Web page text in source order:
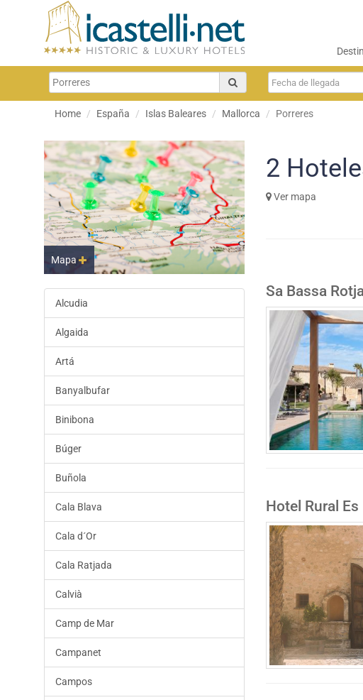
Home España Islas Baleares Mallorca Porreres
Mapa
Alcudia
Algaida
Artá
Banyalbufar
Binibona
Búger
Buñola
Cala Blava
Cala d´Or
Cala Ratjada
Calvià
Camp de Mar
Campanet
Campos
2
Ver mapa
Sa Bassa
Hotel Rural Es